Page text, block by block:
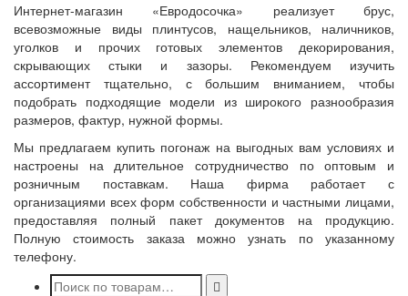
Интернет-магазин «Евродосочка» реализует брус,
всевозможные виды плинтусов, нащельников, наличников,
уголков и прочих готовых элементов декорирования,
скрывающих стыки и зазоры. Рекомендуем изучить
ассортимент тщательно, с большим вниманием, чтобы
подобрать подходящие модели из широкого разнообразия
размеров, фактур, нужной формы.
Мы предлагаем купить погонаж на выгодных вам условиях и
настроены на длительное сотрудничество по оптовым и
розничным поставкам. Наша фирма работает с
организациями всех форм собственности и частными лицами,
предоставляя полный пакет документов на продукцию.
Полную стоимость заказа можно узнать по указанному
телефону.